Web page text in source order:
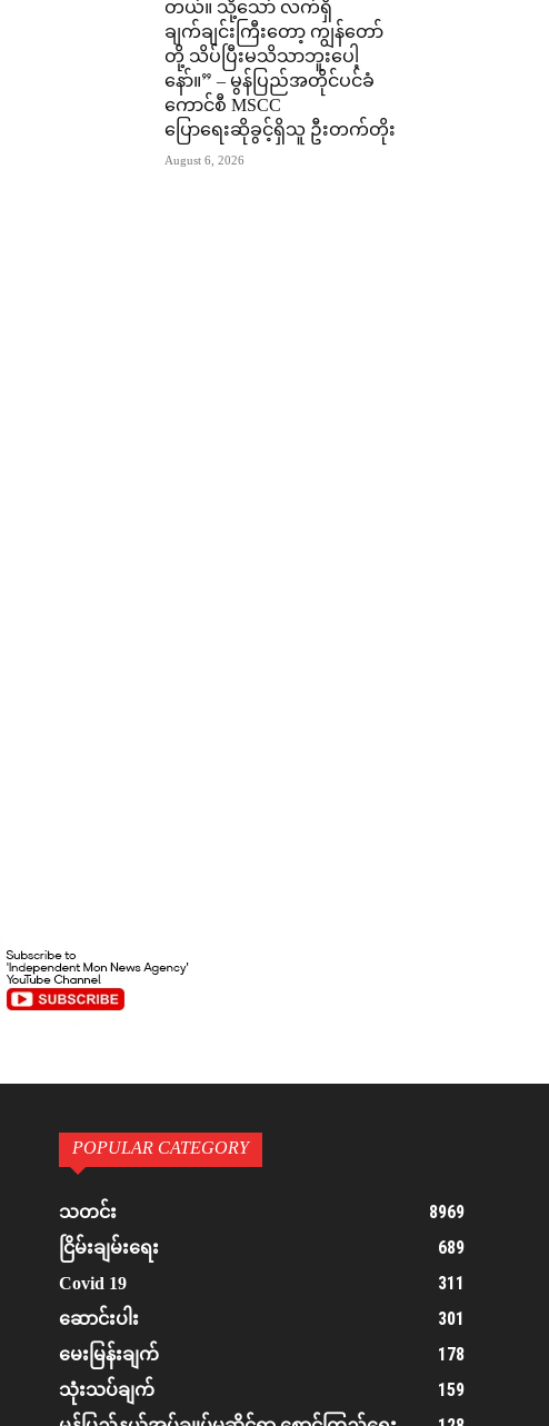
တယ်။ သို့သော် လက်ရှိ
ချက်ချင်းကြီးတော့ ကျွန်တော်
တို့ သိပ်ပြီးမသိသာဘူးပေါ့
နော်။” – မွန်ပြည်အတိုင်ပင်ခံ
ကောင်စီ MSCC
ပြောရေးဆိုခွင့်ရှိသူ ဦးတက်တိုး
August 6, 2026
POPULAR CATEGORY
သတင်း 8969
ငြိမ်းချမ်းရေး 689
Covid 19 311
ဆောင်းပါး 301
မေးမြန်းချက် 178
သုံးသပ်ချက် 159